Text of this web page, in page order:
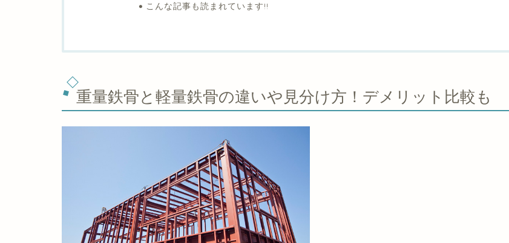
こんな記事も読まれています!!
重量鉄骨と軽量鉄骨の違いや見分け方！デメリット比較も